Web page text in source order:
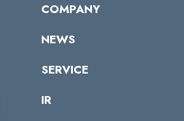
受講者の声
COMPANY
トップメッセージ
ミッション／ビジョン
パートナー企業一覧
NEWS
サイバーニュース
SERVICE
カテゴリー別サービス一覧
IR